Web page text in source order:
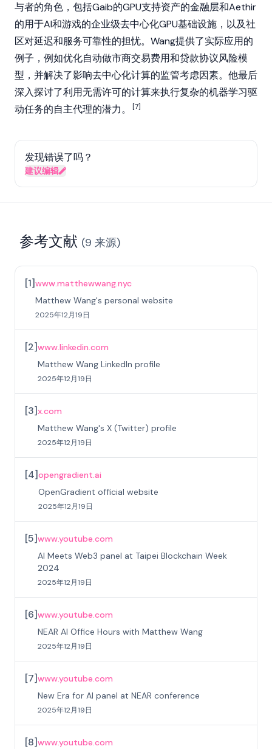
与者的角色，包括Gaib的GPU支持资产的金融层和Aethir
的用于AI和游戏的企业级去中心化GPU基础设施，以及社
区对延迟和服务可靠性的担忧。Wang提供了实际应用的
例子，例如优化自动做市商交易费用和贷款协议风险模
型，并解决了影响去中心化计算的监管考虑因素。他最后
深入探讨了利用无需许可的计算来执行复杂的机器学习驱
动任务的自主代理的潜力。
[7]
发现错误了吗？
建议编辑
参考文献 (9 来源)
[1]www.matthewwang.nyc
Matthew Wang's personal website
2025年12月19日
[2]www.linkedin.com
Matthew Wang LinkedIn profile
2025年12月19日
[3]x.com
Matthew Wang's X (Twitter) profile
2025年12月19日
[4]opengradient.ai
OpenGradient official website
2025年12月19日
[5]www.youtube.com
AI Meets Web3 panel at Taipei Blockchain Week
2024
2025年12月19日
[6]www.youtube.com
NEAR AI Office Hours with Matthew Wang
2025年12月19日
[7]www.youtube.com
New Era for AI panel at NEAR conference
2025年12月19日
[8]www.youtube.com